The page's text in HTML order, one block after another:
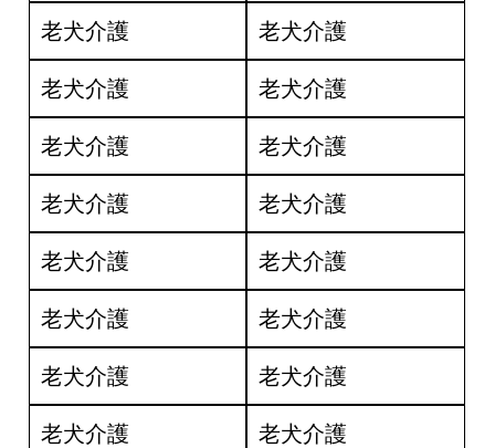
老犬介護 老犬介護
老犬介護 老犬介護
老犬介護 老犬介護
老犬介護 老犬介護
老犬介護 老犬介護
老犬介護 老犬介護
老犬介護 老犬介護
老犬介護 老犬介護